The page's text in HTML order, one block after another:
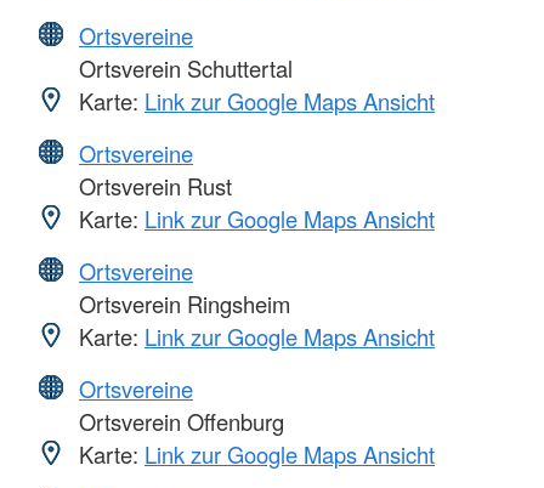
Ortsvereine
Ortsverein Schuttertal
Karte: Link zur Google Maps Ansicht
Ortsvereine
Ortsverein Rust
Karte: Link zur Google Maps Ansicht
Ortsvereine
Ortsverein Ringsheim
Karte: Link zur Google Maps Ansicht
Ortsvereine
Ortsverein Offenburg
Karte: Link zur Google Maps Ansicht